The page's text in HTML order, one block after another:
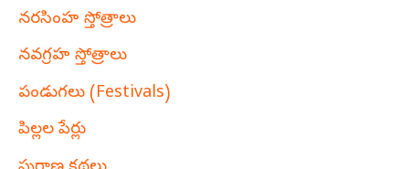
నరసింహ స్తోత్రాలు
నవగ్రహ స్తోత్రాలు
పండుగలు (Festivals)
పిల్లల పేర్లు